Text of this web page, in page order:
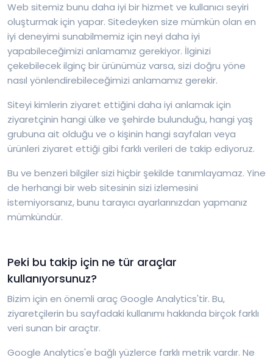
Web sitemiz bunu daha iyi bir hizmet ve kullanıcı seyiri
oluşturmak için yapar. Sitedeyken size mümkün olan en
iyi deneyimi sunabilmemiz için neyi daha iyi
yapabileceğimizi anlamamız gerekiyor. İlginizi
çekebilecek ilginç bir ürünümüz varsa, sizi doğru yöne
nasıl yönlendirebileceğimizi anlamamız gerekir.
Siteyi kimlerin ziyaret ettiğini daha iyi anlamak için
ziyaretçinin hangi ülke ve şehirde bulunduğu, hangi yaş
grubuna ait olduğu ve o kişinin hangi sayfaları veya
ürünleri ziyaret ettiği gibi farklı verileri de takip ediyoruz.
Bu ve benzeri bilgiler sizi hiçbir şekilde tanımlayamaz. Yine
de herhangi bir web sitesinin sizi izlemesini
istemiyorsanız, bunu tarayıcı ayarlarınızdan yapmanız
mümkündür.
Peki bu takip için ne tür araçlar
kullanıyorsunuz?
Bizim için en önemli araç Google Analytics'tir. Bu,
ziyaretçilerin bu sayfadaki kullanımı hakkında birçok farklı
veri sunan bir araçtır.
Google Analytics'e bağlı yüzlerce farklı metrik vardır. Ne